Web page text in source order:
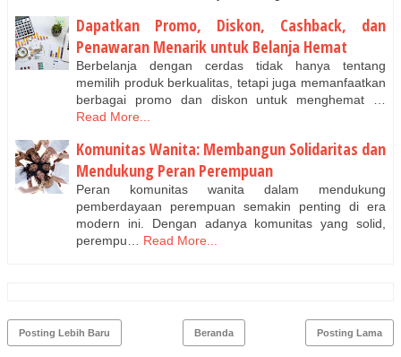
Dapatkan Promo, Diskon, Cashback, dan
Penawaran Menarik untuk Belanja Hemat
Berbelanja dengan cerdas tidak hanya tentang
memilih produk berkualitas, tetapi juga memanfaatkan
berbagai promo dan diskon untuk menghemat …
Read More...
Komunitas Wanita: Membangun Solidaritas dan
Mendukung Peran Perempuan
Peran komunitas wanita dalam mendukung
pemberdayaan perempuan semakin penting di era
modern ini. Dengan adanya komunitas yang solid,
perempu…
Read More...
Posting Lebih Baru Posting Lama
Beranda